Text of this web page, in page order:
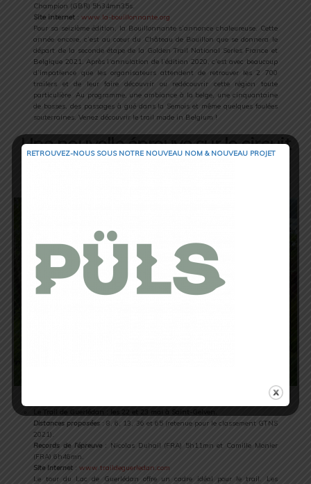
Champion (GBR) 5h34mn35s.
Site internet :www.la-bouillonnante.org
Pour sa seizième édition, la Bouillonnante s’annonce chaleureuse. Cette
année encore, c’est au cœur du Château de Bouillon que se donnera le
départ de la seconde étape de la Golden Trail National Series France et
Belgique 2021. Après l’annulation de l’édition 2020, c’est avec beaucoup
d’impatience que les organisateurs attendent de retrouver les 2 700
trailers et de leur faire découvrir ou redécouvrir cette région toute
particulière. Au programme, une ambiance à la belge, une cinquantaine
de bosses, des passages à gué dans la Semois et même quelques foulées
souterraines. Venez découvrir le trail made in Belgium !
Une nouvelle épreuve sur le circuit
Distances proposées : 8, 6, 13, 36 et 65 (retenue pour le classement GTNS
2021).
Records de l’épreuve: Nicolas Duhail (FRA) 5h11mn et Camille Monier
(FRA) 6h46mn.
Site Internet :www.traildeguerledan.com
Le tour du Lac de Guerlédan offre un cadre idéal pour le trail. Les
RETROUVEZ-NOUS SOUS NOTRE NOUVEAU NOM & NOUVEAU PROJET